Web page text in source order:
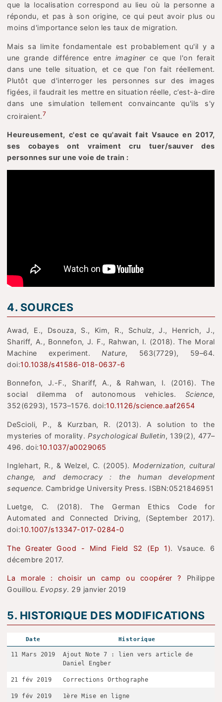
que la localisation correspond au lieu où la personne a
répondu, et pas à son origine, ce qui peut avoir plus ou
moins d'importance selon les taux de migration.
Mais sa limite fondamentale est probablement qu'il y a
une grande différence entre imaginerce que l'on ferait
dans une telle situation, et ce que l'on fait réellement.
Plutôt que d'interroger les personnes sur des images
figées, il faudrait les mettre en situation réelle, c’est-à-dire
dans une simulation tellement convaincante qu'ils s'y
croiraient.7
Heureusement, c'est ce qu'avait fait Vsauce en 2017,
ses cobayes ont vraiment cru tuer/sauver des
personnes sur une voie de train :
4. SOURCES
Awad, E., Dsouza, S., Kim, R., Schulz, J., Henrich, J.,
Shariff, A., Bonnefon, J. F., Rahwan, I. (2018). The Moral
Machine experiment.Nature, 563(7729), 59–64.
doi:10.1038/s41586-018-0637-6
Bonnefon, J.-F., Shariff, A., & Rahwan, I. (2016). The
social dilemma of autonomous vehicles. Science,
352(6293), 1573–1576. doi:10.1126/science.aaf2654
DeScioli, P., & Kurzban, R. (2013). A solution to the
mysteries of morality.Psychological Bulletin, 139(2), 477–
496. doi:10.1037/a0029065
Inglehart, R., & Welzel, C. (2005).Modernization, cultural
change, and democracy : the human development
sequence. Cambridge University Press. ISBN:0521846951
Luetge, C. (2018). The German Ethics Code for
Automated and Connected Driving, (September 2017).
doi:10.1007/s13347-017-0284-0
The Greater Good - Mind Field S2 (Ep 1). Vsauce. 6
décembre 2017.
La morale : choisir un camp ou coopérer ? Philippe
Gouillou.Evopsy. 29 janvier 2019
5. HISTORIQUE DES MODIFICATIONS
Date Historique
11 Mars 2019
Ajout Note 7 : lien vers article de
Daniel Engber
21 fév 2019 Corrections Orthographe
19 fév 2019 1ère Mise en ligne